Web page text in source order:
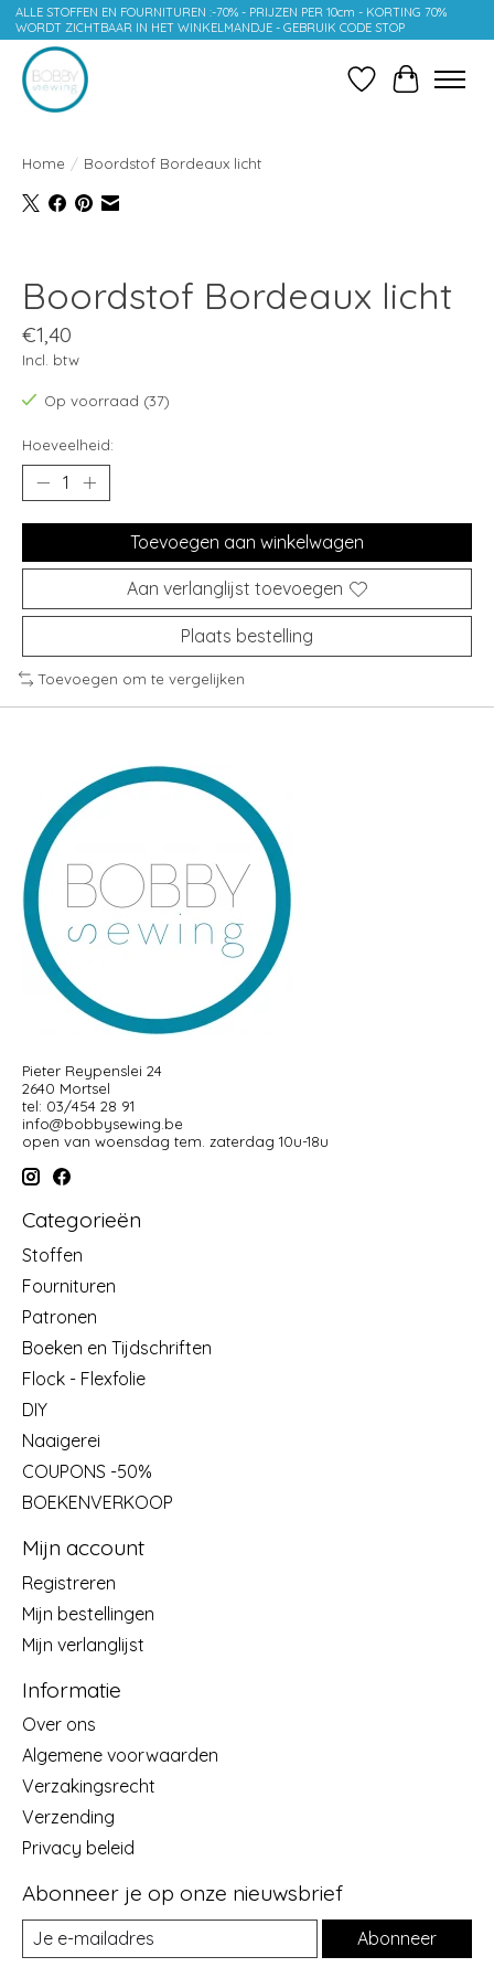
ALLE STOFFEN EN FOURNITUREN :-70% - PRIJZEN PER 10cm - KORTING 70%
WORDT ZICHTBAAR IN HET WINKELMANDJE - GEBRUIK CODE STOP
Verlanglijst
Home / Boordstof Bordeaux licht
Boordstof Bordeaux licht
€1,40
Incl. btw
Op voorraad (37)
Hoeveelheid:
Toevoegen aan winkelwagen
Aan verlanglijst toevoegen
Plaats bestelling
Toevoegen om te vergelijken
Pieter Reypenslei 24
2640 Mortsel
tel: 03/454 28 91
info@bobbysewing.be
open van woensdag tem. zaterdag 10u-18u
Categorieën
Stoffen
Fournituren
Patronen
Boeken en Tijdschriften
Flock - Flexfolie
DIY
Naaigerei
COUPONS -50%
BOEKENVERKOOP
Mijn account
Registreren
Mijn bestellingen
Mijn verlanglijst
Informatie
Over ons
Algemene voorwaarden
Verzakingsrecht
Verzending
Privacy beleid
Abonneer je op onze nieuwsbrief
Abonneer